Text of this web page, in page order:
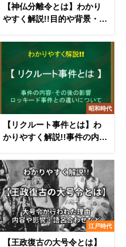
【神仏分離令とは】わかり
やすく解説!!目的や背景・結
昭和時代
【リクルート事件とは】わ
かりやすく解説!!事件の内
江戸時代
【王政復古の大号令とは】